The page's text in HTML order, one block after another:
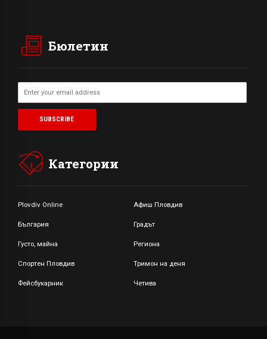
Бюлетин
Категории
Plovdiv Online Афиш Пловдив
България Градът
Густо, майна Региона
Спортен Пловдив Тримон на деня
Фейсбукарник Четива